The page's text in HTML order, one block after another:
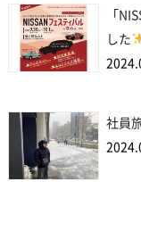
「
した
社員